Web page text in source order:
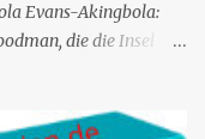
Evans-Akingbola:
die die Insel
zu treffen, einen